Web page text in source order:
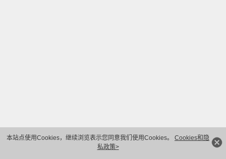
本站点使用Cookies，继续浏览表示您同意我们使用Cookies。 Cookies和隐
私政策>